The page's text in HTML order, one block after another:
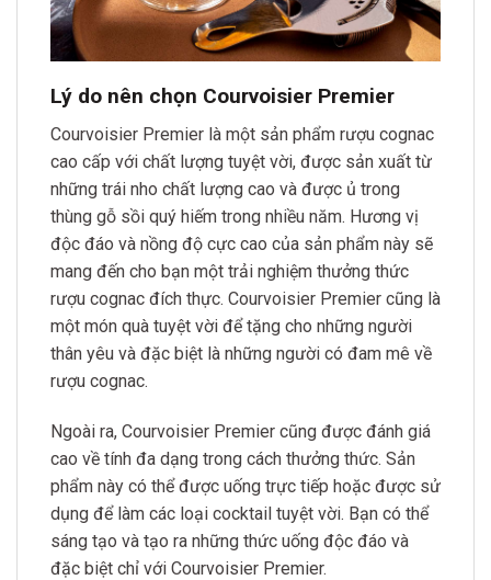
Lý do nên chọn Courvoisier Premier
Courvoisier Premier là một sản phẩm rượu cognac
cao cấp với chất lượng tuyệt vời, được sản xuất từ
những trái nho chất lượng cao và được ủ trong
thùng gỗ sồi quý hiếm trong nhiều năm. Hương vị
độc đáo và nồng độ cực cao của sản phẩm này sẽ
mang đến cho bạn một trải nghiệm thưởng thức
rượu cognac đích thực. Courvoisier Premier cũng là
một món quà tuyệt vời để tặng cho những người
thân yêu và đặc biệt là những người có đam mê về
rượu cognac.
Ngoài ra, Courvoisier Premier cũng được đánh giá
cao về tính đa dạng trong cách thưởng thức. Sản
phẩm này có thể được uống trực tiếp hoặc được sử
dụng để làm các loại cocktail tuyệt vời. Bạn có thể
sáng tạo và tạo ra những thức uống độc đáo và
đặc biệt chỉ với Courvoisier Premier.